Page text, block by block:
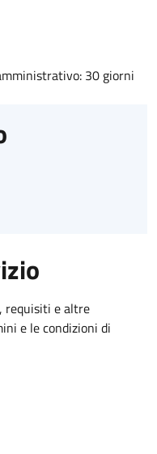
30 giorni
requisiti e altre
e le condizioni di